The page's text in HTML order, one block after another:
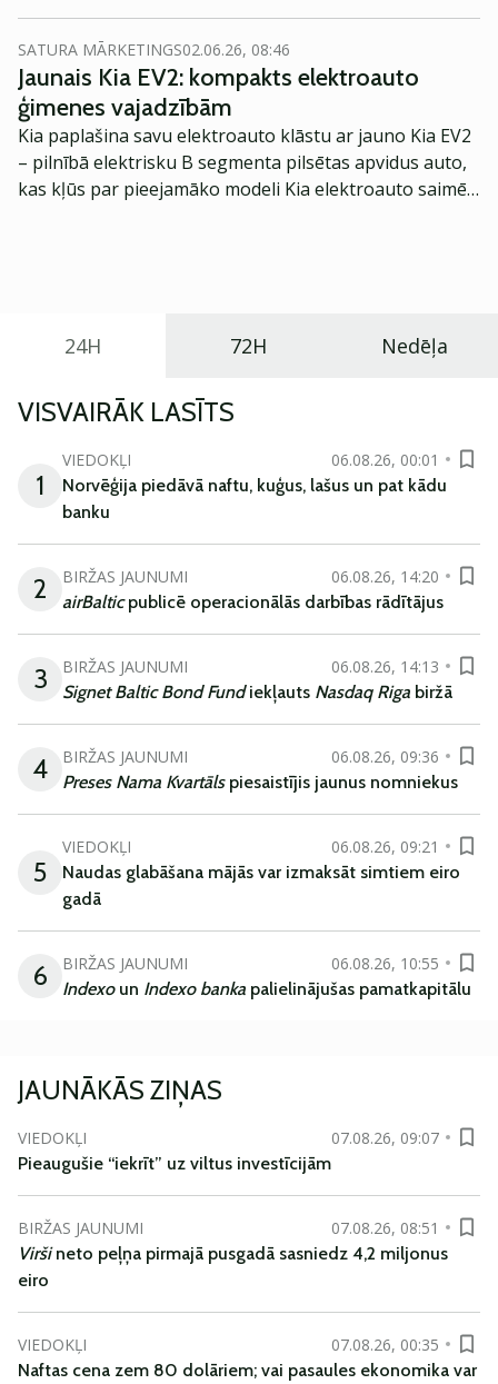
SATURA MĀRKETINGS02.06.26, 08:46
Jaunais Kia EV2: kompakts elektroauto
ģimenes vajadzībām
Kia paplašina savu elektroauto klāstu ar jauno Kia EV2
– pilnībā elektrisku B segmenta pilsētas apvidus auto,
kas kļūs par pieejamāko modeli Kia elektroauto saimē
24H 72H Nedēļa
VISVAIRĀK LASĪTS
1
VIEDOKĻI
06.08.26, 00:01
Norvēģija piedāvā naftu, kuģus, lašus un pat kādu
banku
2 BIRŽAS JAUNUMI
06.08.26, 14:20
airBalticpublicē operacionālās darbības rādītājus
3 BIRŽAS JAUNUMI
06.08.26, 14:13
Signet Baltic Bond Fundiekļauts Nasdaq Riga biržā
4 BIRŽAS JAUNUMI
06.08.26, 09:36
Preses Nama Kvartāls piesaistījis jaunus nomniekus
5
VIEDOKĻI
06.08.26, 09:21
Naudas glabāšana mājās var izmaksāt simtiem eiro
gadā
6 BIRŽAS JAUNUMI
06.08.26, 10:55
Indexoun Indexo banka palielinājušas pamatkapitālu
JAUNĀKĀS ZIŅAS
VIEDOKĻI
07.08.26, 09:07
Pieaugušie “iekrīt” uz viltus investīcijām
BIRŽAS JAUNUMI
07.08.26, 08:51
Viršineto peļņa pirmajā pusgadā sasniedz 4,2 miljonus
eiro
VIEDOKĻI
07.08.26, 00:35
Naftas cena zem 80 dolāriem; vai pasaules ekonomika var